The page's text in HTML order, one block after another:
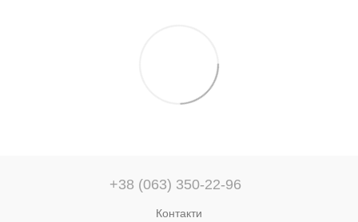
+38 (063) 350-22-96
Контакти